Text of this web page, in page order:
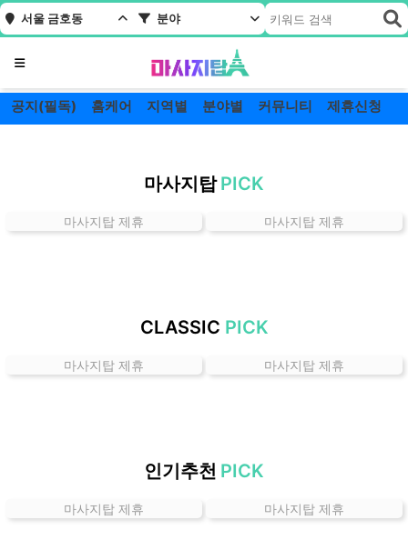
서울 금호동 분야
메뉴
공지(필독) 홈케어 지역별 분야별 커뮤니티 제휴신청
동
위
샵
마사지탑 PICK
마사지탑 제휴 마사지탑 제휴
CLASSIC PICK
마사지탑 제휴 마사지탑 제휴
인기추천 PICK
마사지탑 제휴 마사지탑 제휴